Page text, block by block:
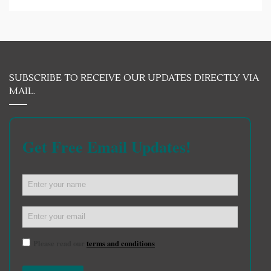
SUBSCRIBE TO RECEIVE OUR UPDATES DIRECTLY VIA
MAIL.
Get Free Email Updates!
terms and conditions